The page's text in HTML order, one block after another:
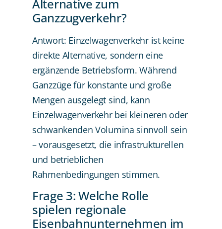
Alternative zum
Ganzzugverkehr?
Antwort: Einzelwagenverkehr ist keine
direkte Alternative, sondern eine
ergänzende Betriebsform. Während
Ganzzüge für konstante und große
Mengen ausgelegt sind, kann
Einzelwagenverkehr bei kleineren oder
schwankenden Volumina sinnvoll sein
– vorausgesetzt, die infrastrukturellen
und betrieblichen
Rahmenbedingungen stimmen.
Frage 3: Welche Rolle
spielen regionale
Eisenbahnunternehmen im